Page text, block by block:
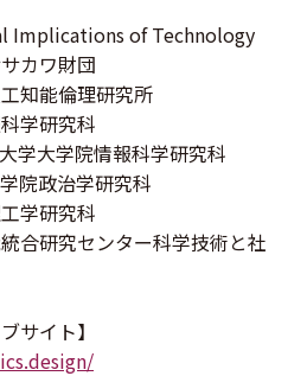
Implications of Technology
カワ財団
知能倫理研究所
学研究科
学大学院情報科学研究科
院政治学研究科
学研究科
合研究センター科学技術と社
サイト】